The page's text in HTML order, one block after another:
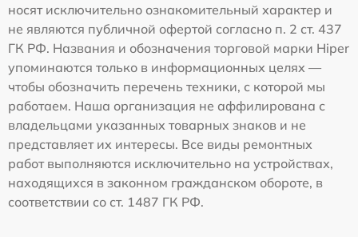
носят исключительно ознакомительный характер и
не являются публичной офертой согласно п. 2 ст. 437
ГК РФ. Названия и обозначения торговой марки Hiper
упоминаются только в информационных целях —
чтобы обозначить перечень техники, с которой мы
работаем. Наша организация не аффилирована с
владельцами указанных товарных знаков и не
представляет их интересы. Все виды ремонтных
работ выполняются исключительно на устройствах,
находящихся в законном гражданском обороте, в
соответствии со ст. 1487 ГК РФ.